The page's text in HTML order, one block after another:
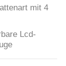
mit 4
Lcd-